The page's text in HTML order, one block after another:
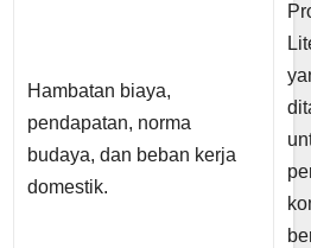
Hambatan biaya,
pendapatan, norma
budaya, dan beban kerja
domestik.